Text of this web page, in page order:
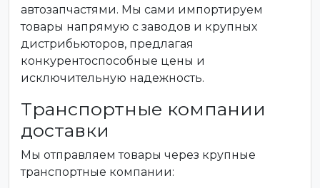
автозапчастями. Мы сами импортируем
товары напрямую с заводов и крупных
дистрибьюторов, предлагая
конкурентоспособные цены и
исключительную надежность.
Транспортные компании
доставки
Мы отправляем товары через крупные
транспортные компании: